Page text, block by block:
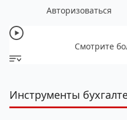
Авторизоваться
Смотрите
Инструменты